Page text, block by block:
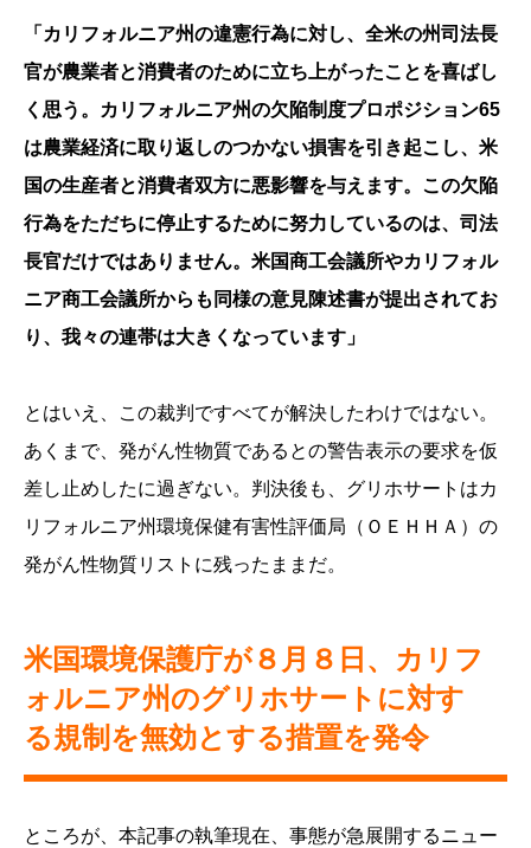
「カリフォルニア州の違憲行為に対し、全米の州司法長
官が農業者と消費者のために立ち上がったことを喜ばし
く思う。カリフォルニア州の欠陥制度プロポジション65
は農業経済に取り返しのつかない損害を引き起こし、米
国の生産者と消費者双方に悪影響を与えます。この欠陥
行為をただちに停止するために努力しているのは、司法
長官だけではありません。米国商工会議所やカリフォル
ニア商工会議所からも同様の意見陳述書が提出されてお
り、我々の連帯は大きくなっています」
とはいえ、この裁判ですべてが解決したわけではない。
あくまで、発がん性物質であるとの警告表示の要求を仮
差し止めしたに過ぎない。判決後も、グリホサートはカ
リフォルニア州環境保健有害性評価局（ＯＥＨＨＡ）の
発がん性物質リストに残ったままだ。
米国環境保護庁が８月８日、カリフ
ォルニア州のグリホサートに対す
る規制を無効とする措置を発令
ところが、本記事の執筆現在、事態が急展開するニュー